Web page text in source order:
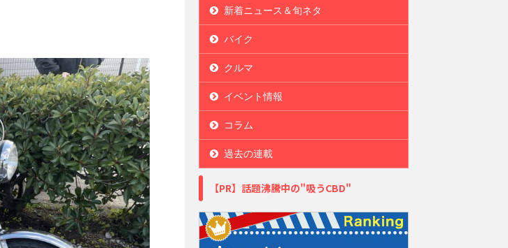
新着ニュース＆旬ネタ
バイク
クルマ
イベント情報
コラム
過去の連載
【PR】話題沸騰中の"吸うCBD"